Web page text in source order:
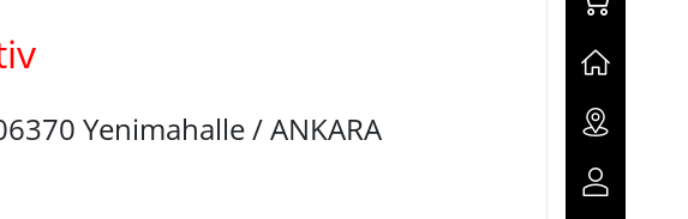
Yenimahalle / ANKARA